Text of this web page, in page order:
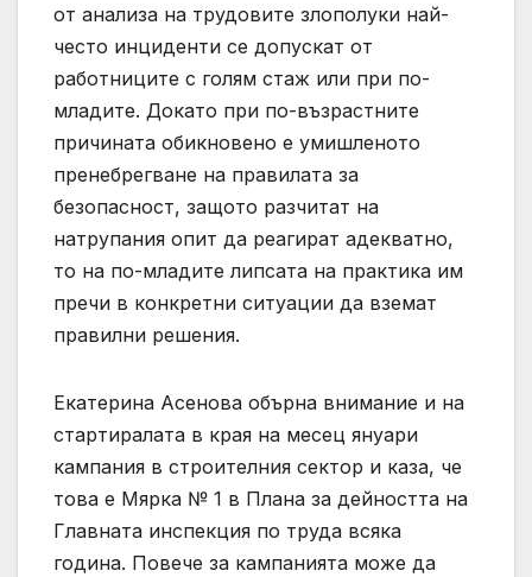
от анализа на трудовите злополуки най-
често инциденти се допускат от
работниците с голям стаж или при по-
младите. Докато при по-възрастните
причината обикновено е умишленото
пренебрегване на правилата за
безопасност, защото разчитат на
натрупания опит да реагират адекватно,
то на по-младите липсата на практика им
пречи в конкретни ситуации да вземат
правилни решения.
Екатерина Асенова обърна внимание и на
стартиралата в края на месец януари
кампания в строителния сектор и каза, че
това е Мярка № 1 в Плана за дейността на
Главната инспекция по труда всяка
година. Повече за кампанията може да